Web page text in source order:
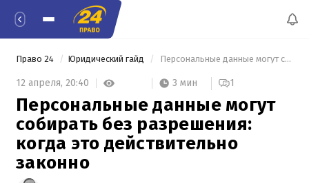
Право 24 Юридический гайд Персональные данные могут собирать без разрешения: когда это действительно законно
12 апреля, 20:40 3 мин 1
Персональные данные могут
собирать без разрешения:
когда это действительно
законно